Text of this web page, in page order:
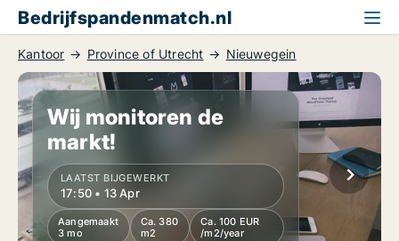
Bedrijfspandenmatch.nl
Kantoor Province of Utrecht Nieuwegein
Wij monitoren de
markt!
LAATST BIJGEWERKT
17:50 • 13 Apr
Aangemaakt
3 mo
Ca. 380
m2
Ca. 100 EUR
/m2/year